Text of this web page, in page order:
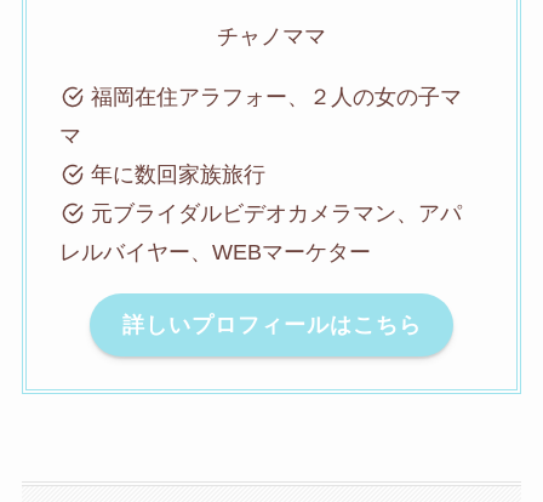
チャノママ
福岡在住アラフォー、２人の女の子マ
マ
年に数回家族旅行
元ブライダルビデオカメラマン、アパ
レルバイヤー、WEBマーケター
詳しいプロフィールはこちら